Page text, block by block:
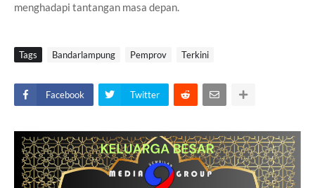
menghadapi tantangan masa depan.
Tags Bandarlampung Pemprov Terkini
Facebook Twitter